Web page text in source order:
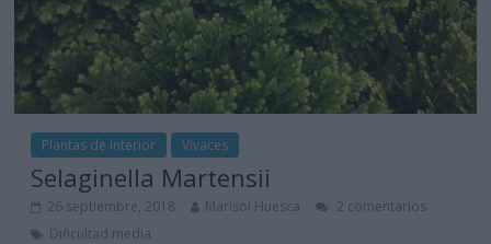
Plantas de interior Vivaces
Selaginella Martensii
26 septiembre, 2018 Marisol Huesca
2 comentarios
Dificultad media